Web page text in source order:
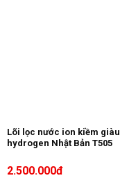
Lõi lọc nước ion kiềm giàu
hydrogen Nhật Bản T505
2.500.000đ